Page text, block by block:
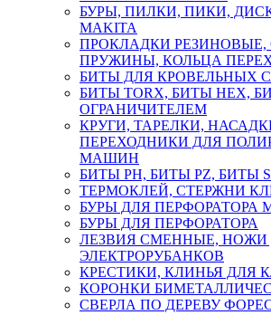
БУРЫ, ПИЛКИ, ПИКИ,
MAKITA
ПРОКЛАДКИ РЕЗИНОВЫЕ,
ПРУЖИНЫ, КОЛЬЦА
БИТЫ ДЛЯ КРОВЕЛЬНЫХ
БИТЫ TORX, БИТЫ НЕХ,
ОГРАНИЧИТЕЛЕМ
КРУГИ, ТАРЕЛКИ,
ПЕРЕХОДНИКИ ДЛЯ
МАШИН
БИТЫ PH, БИТЫ PZ, БИТЫ
ТЕРМОКЛЕЙ, СТЕРЖНИ
БУРЫ ДЛЯ ПЕРФОРАТОРА
БУРЫ ДЛЯ ПЕРФОРАТОРА
ЛЕЗВИЯ СМЕННЫЕ, НОЖИ
ЭЛЕКТРОРУБАНКОВ
КРЕСТИКИ, КЛИНЬЯ ДЛЯ
КОРОНКИ
СВЕРЛА ПО ДЕРЕВУ